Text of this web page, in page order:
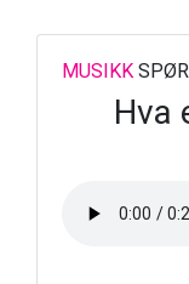
MUSIKK
Hva